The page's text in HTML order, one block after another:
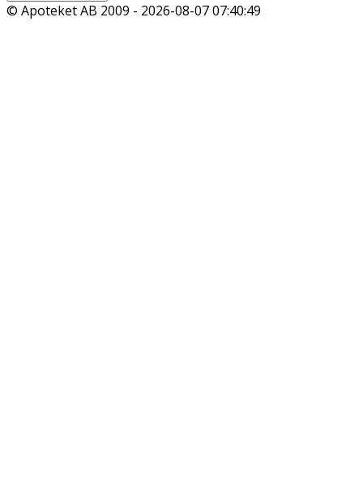
© Apoteket AB 2009 - 2026-08-07 07:40:49